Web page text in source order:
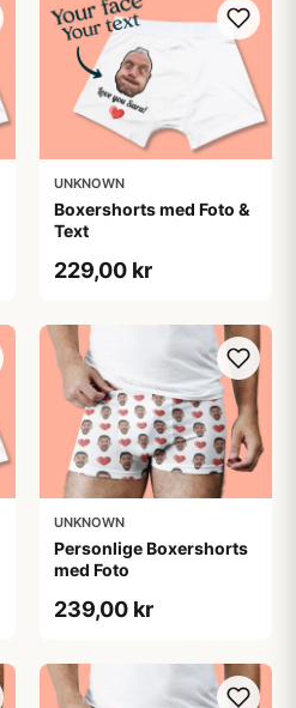
UNKNOWN
Boxershorts med Foto &
Text
229,00 kr
UNKNOWN
Personlige Boxershorts
med Foto
239,00 kr